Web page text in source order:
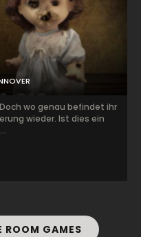
wo genau befindet ihr
wieder. Ist dies ein
ROOM GAMES